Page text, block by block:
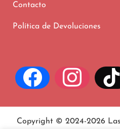
Contacto
Política de Devoluciones
Copyright © 2024-2026